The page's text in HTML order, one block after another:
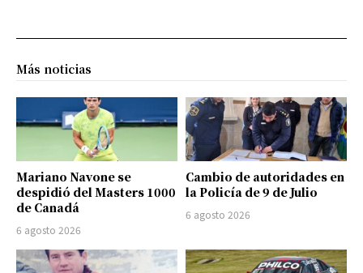
Más noticias
Mariano Navone se
despidió del Masters 1000
de Canadá
6 agosto 2026
Cambio de autoridades en
la Policía de 9 de Julio
6 agosto 2026